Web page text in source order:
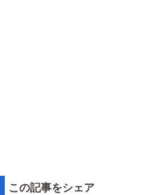
この記事をシェア